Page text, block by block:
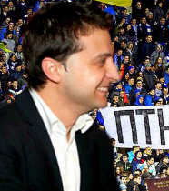
#ООС
#боротьба
з
корупцією